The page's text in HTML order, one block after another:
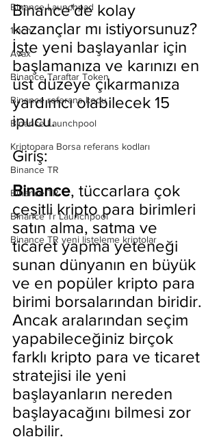
Binance Launchpad
1inch
Avax
Binance Taraftar Token
Binance referans kodu
Binance Launchpool
Kriptopara Borsa referans kodları
Binance TR
Binance TR
Binance Tr Launchpool
Binance TR yeni listeleme kriptolar
Binance'de kolay
kazançlar mı istiyorsunuz?
İşte yeni başlayanlar için
başlamanıza ve karınızı en
üst düzeye çıkarmanıza
yardımcı olabilecek 15
ipucu.
Giriş:
Binance, tüccarlara çok
çeşitli kripto para birimleri
satın alma, satma ve
ticaret yapma yeteneği
sunan dünyanın en büyük
ve en popüler kripto para
birimi borsalarından biridir.
Ancak aralarından seçim
yapabileceğiniz birçok
farklı kripto para ve ticaret
stratejisi ile yeni
başlayanların nereden
başlayacağını bilmesi zor
olabilir.